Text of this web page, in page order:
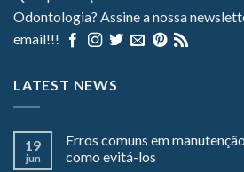
Odontologia? Assine a nossa
email!!!
LATEST NEWS
19
jun
Erros comuns em
como evitá-los